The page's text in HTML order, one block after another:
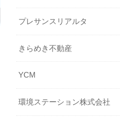
プレサンスリアルタ
きらめき不動産
YCM
環境ステーション株式会社